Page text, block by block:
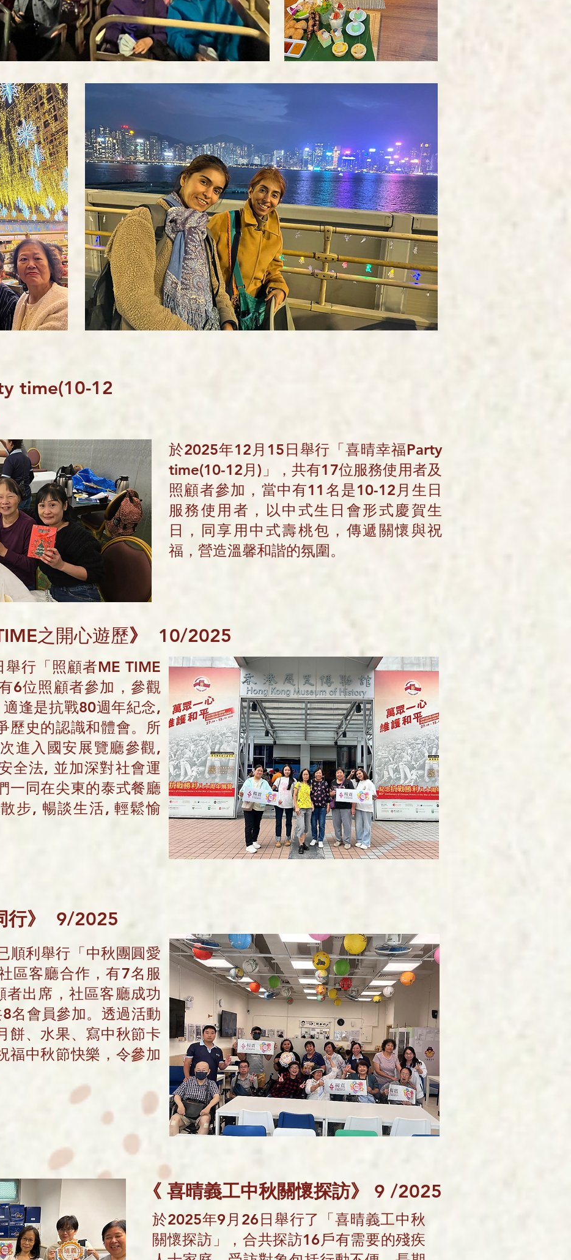
time(10-12
於2025年12月15日舉行「喜晴幸福Party
time(10-12月)」，共有17位服務使用者及
照顧者參加，當中有11名是10-12月生日
服務使用者，以中式生日會形式慶賀生
日，同享用中式壽桃包，傳遞關懷與祝
福，營造溫馨和諧的氛圍。
之開心遊歷》 10/2025
行「照顧者ME TIME
6位照顧者參加，參觀
逢是抗戰80週年紀念,
歷史的認識和體會。所
進入國安展覽廳參觀,
全法, 並加深對社會運
一同在尖東的泰式餐廳
步, 暢談生活, 輕鬆愉
行》 9/2025
順利舉行「中秋團圓愛
區客廳合作，有7名服
出席，社區客廳成功
名會員參加。透過活動
餅、水果、寫中秋節卡
福中秋節快樂，令參加
《 喜晴義工中秋關懷探訪》9 /2025
於2025年9月26日舉行了「喜晴義工中秋
關懷探訪」，合共探訪16戶有需要的殘疾